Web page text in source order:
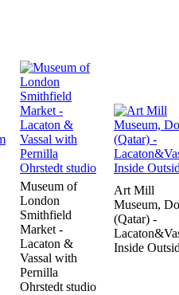
Museum of
London
Smithfield
Market -
Lacaton &
Vassal with
Pernilla
Ohrstedt studio
Art Mill
Museum,
(Qatar) -
Inside